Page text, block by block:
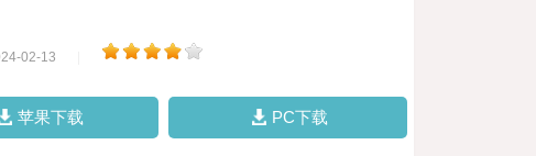
02-13
苹果下载 PC下载